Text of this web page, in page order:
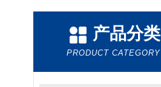
产品分类
PRODUCT CATEGORY